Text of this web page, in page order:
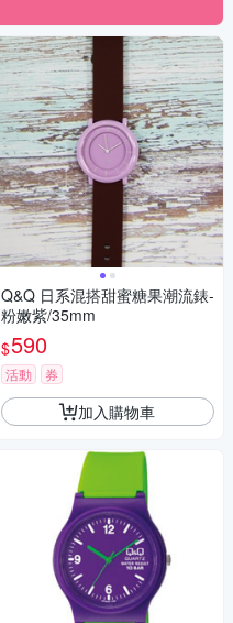
Q&Q 日系混搭甜蜜糖果潮流錶-
粉嫩紫/35mm
$590
活動 券
加入購物車